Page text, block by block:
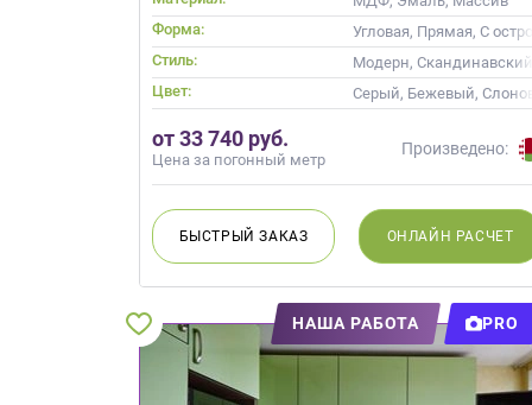
Форма:
Угловая, Прямая, С
Стиль:
Модерн,
Цвет:
Серый, Бежевый,
от 33 740 руб.
Цена за погонный метр
Произведено:
БЫСТРЫЙЗАКАЗ ОНЛАЙН РАСЧЕТ
НАША РАБОТА PRO